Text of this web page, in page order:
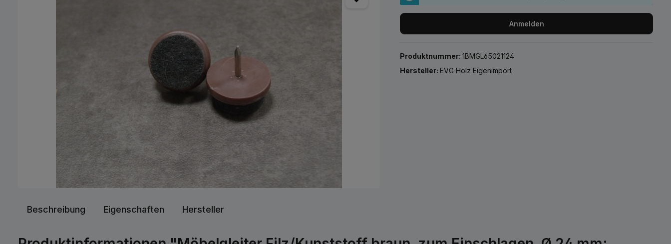
Anmelden
Produktnummer:1BMGL65021124
Hersteller:EVG Holz Eigenimport
Beschreibung Eigenschaften Hersteller